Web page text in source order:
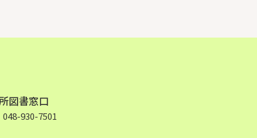
図書窓口
930-7501